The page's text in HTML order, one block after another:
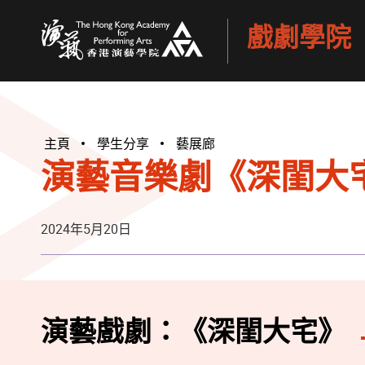
戲劇學院
主頁 學生分享 藝展廊
演藝音樂劇《深閨大
2024年5月20日
演藝戲劇：《深閨大宅》